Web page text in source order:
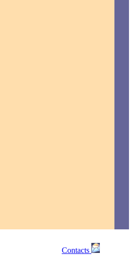
Contacts